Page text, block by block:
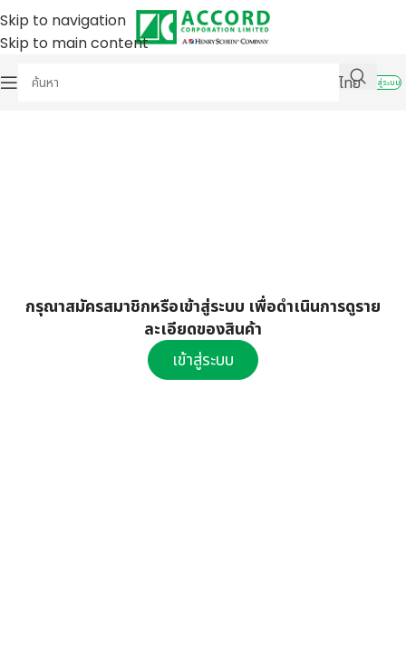
Skip to navigation
Skip to main content
ไทย
เข้าสู่ระบบ
กรุณาสมัครสมาชิกหรือเข้าสู่ระบบ เพื่อดำเนินการดูราย
ละเอียดของสินค้า
เข้าสู่ระบบ